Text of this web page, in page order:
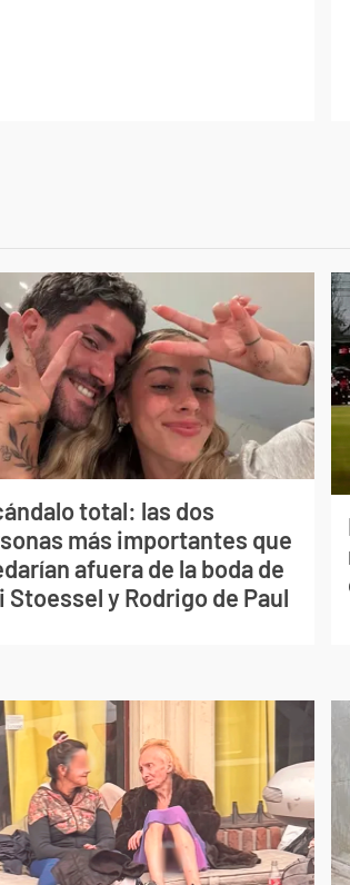
total: las dos
más importantes que
afuera de la boda de
Stoessel y Rodrigo de Paul